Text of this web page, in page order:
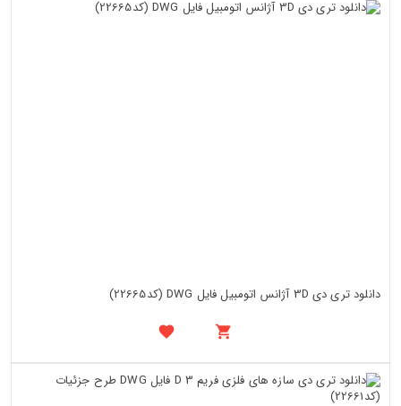
دانلود تری دی 3D آژانس اتومبیل فایل DWG (کد22665)